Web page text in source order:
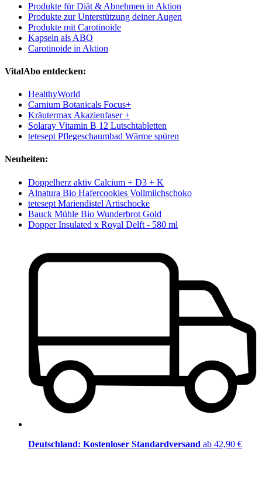
Produkte für Diät & Abnehmen in Aktion
Produkte zur Unterstützung deiner Augen
Produkte mit Carotinoide
Kapseln als ABO
Carotinoide in Aktion
VitalAbo entdecken:
HealthyWorld
Carnium Botanicals Focus+
Kräutermax Akazienfaser +
Solaray Vitamin B 12 Lutschtabletten
tetesept Pflegeschaumbad Wärme spüren
Neuheiten:
Doppelherz aktiv Calcium + D3 + K
Alnatura Bio Hafercookies Vollmilchschoko
tetesept Mariendistel Artischocke
Bauck Mühle Bio Wunderbrot Gold
Dopper Insulated x Royal Delft - 580 ml
Deutschland: Kostenloser Standardversand ab 42,90 €